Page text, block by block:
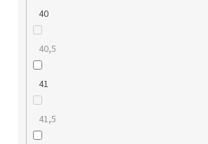
40
40,5
41
41,5